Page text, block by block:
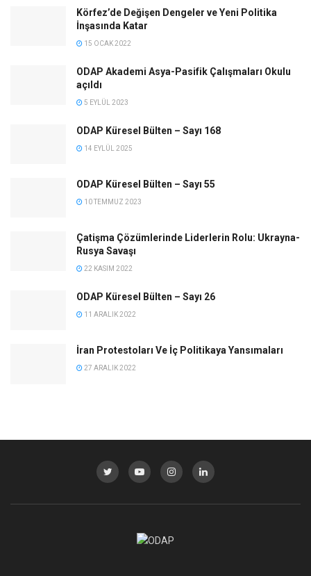
Körfez’de Değişen Dengeler ve Yeni Politika
İnşasında Katar
15 OCAK 2022
ODAP Akademi Asya-Pasifik Çalışmaları Okulu
açıldı
5 EYLÜL 2023
ODAP Küresel Bülten – Sayı 168
14 EYLÜL 2025
ODAP Küresel Bülten – Sayı 55
10 TEMMUZ 2023
Çatişma Çözümlerinde Liderlerin Rolu: Ukrayna-
Rusya Savaşı
22 KASIM 2022
ODAP Küresel Bülten – Sayı 26
11 ARALIK 2022
İran Protestoları Ve İç Politikaya Yansımaları
27 ARALIK 2022